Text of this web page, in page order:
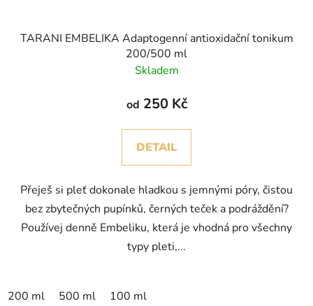
TARANI EMBELIKA Adaptogenní antioxidační tonikum
200/500 ml
Skladem
od 250 Kč
DETAIL
Přeješ si pleť dokonale hladkou s jemnými póry, čistou
bez zbytečných pupínků, černých teček a podráždění?
Používej denně Embeliku, která je vhodná pro všechny
typy pleti,...
200 ml 500 ml 100 ml